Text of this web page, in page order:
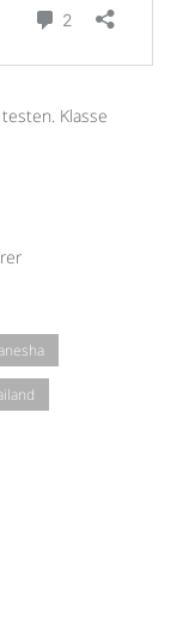
Klasse